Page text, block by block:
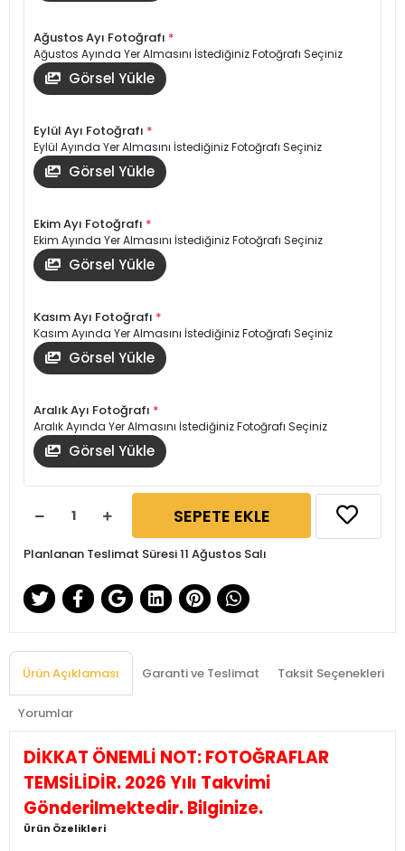
Ağustos Ayı Fotoğrafı *
Ağustos Ayında Yer Almasını İstediğiniz Fotoğrafı Seçiniz
Görsel Yükle
Eylül Ayı Fotoğrafı *
Eylül Ayında Yer Almasını İstediğiniz Fotoğrafı Seçiniz
Görsel Yükle
Ekim Ayı Fotoğrafı *
Ekim Ayında Yer Almasını İstediğiniz Fotoğrafı Seçiniz
Görsel Yükle
Kasım Ayı Fotoğrafı *
Kasım Ayında Yer Almasını İstediğiniz Fotoğrafı Seçiniz
Görsel Yükle
Aralık Ayı Fotoğrafı *
Aralık Ayında Yer Almasını İstediğiniz Fotoğrafı Seçiniz
Görsel Yükle
SEPETE EKLE
Planlanan Teslimat Süresi 11 Ağustos Salı
Ürün Açıklaması Garanti ve Teslimat Taksit Seçenekleri
Yorumlar
DİKKAT ÖNEMLİ NOT: FOTOĞRAFLAR
TEMSİLİDİR. 2026 Yılı Takvimi
Gönderilmektedir. Bilginize.
Ürün Özelikleri